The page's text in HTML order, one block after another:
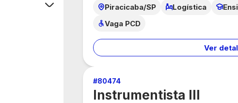
Piracicaba/SP Logística
Vaga PCD
Ver
#80474
Instrumentista III